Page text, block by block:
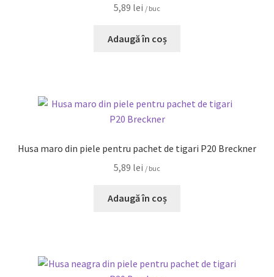
5,89 lei / buc
Adaugă în coș
Husa maro din piele pentru pachet de tigari P20 Breckner
5,89 lei / buc
Adaugă în coș